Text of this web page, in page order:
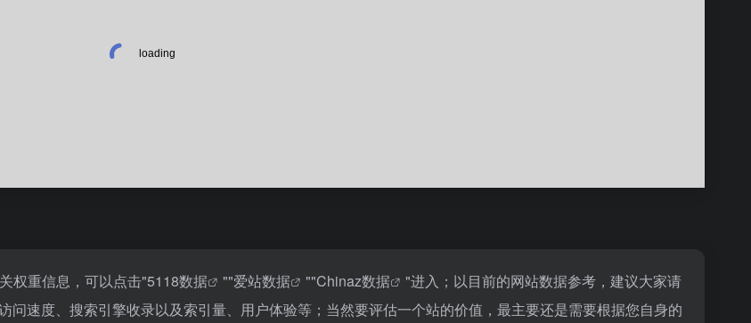
权重信息，可以点击"5118数据 ""爱站数据 ""Chinaz数据
"进入；以目前的网站数据参考，建议大家请
速度、搜索引擎收录以及索引量、用户体验等；当然要评估一个站的价值，最主要还是需要根据您自身的